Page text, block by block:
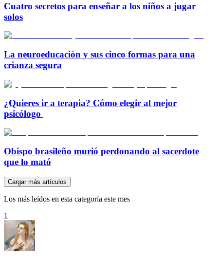
Cuatro secretos para enseñar a los niños a jugar
solos
La neuroeducación y sus cinco formas para una
crianza segura
¿Quieres ir a terapia? Cómo elegir al mejor
psicólogo
Obispo brasileño murió perdonando al sacerdote
que lo mató
Cargar más artículos
Los más leídos en esta categoría este mes
1